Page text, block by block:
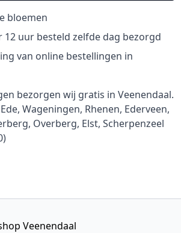
bloemen
12 uur besteld zelfde dag bezorgd
van online bestellingen in
bezorgen wij gratis in Veenendaal.
Wageningen, Rhenen, Ederveen,
Overberg, Elst, Scherpenzeel
Veenendaal